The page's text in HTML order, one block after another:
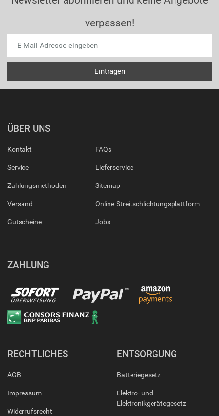
verpassen!
ÜBER UNS
Kontakt
Service
Zahlungsmethoden
Versand
Gutscheine
FAQs
Lieferservice
Sitemap
Online-Streitschlichtungsplattform
Jobs
ZAHLUNG
RECHTLICHES
AGB
Impressum
Widerrufsrecht
ENTSORGUNG
Batteriegesetz
Elektro- und
Elektronikgerätegesetz